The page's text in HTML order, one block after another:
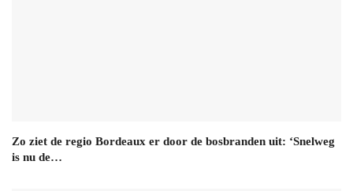
Zo ziet de regio Bordeaux er door de bosbranden uit: ‘Snelweg
is nu de…